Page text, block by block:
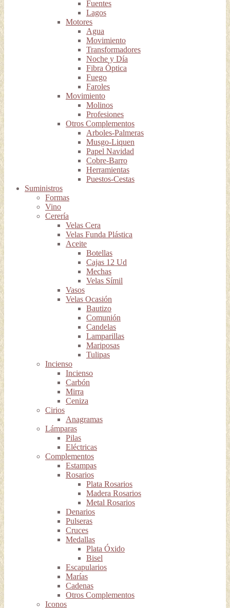
Fuentes
Lagos
Motores
Agua
Movimiento
Transformadores
Noche y Día
Fibra Óptica
Fuego
Faroles
Movimiento
Molinos
Profesiones
Otros Complementos
Arboles-Palmeras
Musgo-Liquen
Papel Navidad
Cobre-Barro
Herramientas
Puestos-Cestas
Suministros
Formas
Vino
Cerería
Velas Cera
Velas Funda Plástica
Aceite
Botellas
Cajas 12 Ud
Mechas
Velas Símil
Vasos
Velas Ocasión
Bautizo
Comunión
Candelas
Lamparillas
Mariposas
Tulipas
Incienso
Incienso
Carbón
Mirra
Ceniza
Cirios
Anagramas
Lámparas
Pilas
Eléctricas
Complementos
Estampas
Rosarios
Plata Rosarios
Madera Rosarios
Metal Rosarios
Denarios
Pulseras
Cruces
Medallas
Plata Óxido
Bisel
Escapularios
Marías
Cadenas
Otros Complementos
Iconos